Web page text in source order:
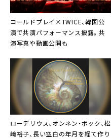
コールドプレイ×TWICE、韓国公
演で共演パフォーマンス披露。共
演写真や動画公開も
ローデリウス、オンネン・ボック、松
﨑裕子、長い空白の年月を経て作り